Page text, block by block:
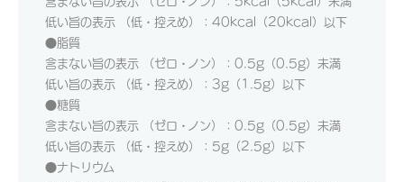
低い旨の表示 （低・控えめ）：40kcal（20kcal）以下
●脂質
含まない旨の表示 （ゼロ・ノン）：0.5g（0.5g）未満
低い旨の表示 （低・控えめ）：3g（1.5g）以下
●糖質
含まない旨の表示 （ゼロ・ノン）：0.5g（0.5g）未満
低い旨の表示 （低・控えめ）：5g（2.5g）以下
●ナトリウム